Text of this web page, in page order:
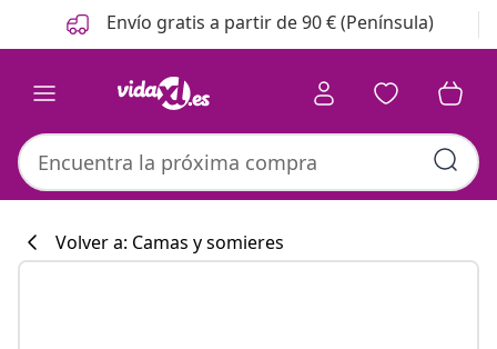
Anterior
Siguiente Envío gratis a partir de 90 € (Península)
Volver a: Camas y somieres